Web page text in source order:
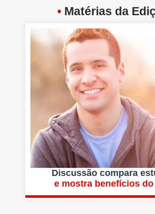
• Matérias da
Discussão compara
e mostra benefícios